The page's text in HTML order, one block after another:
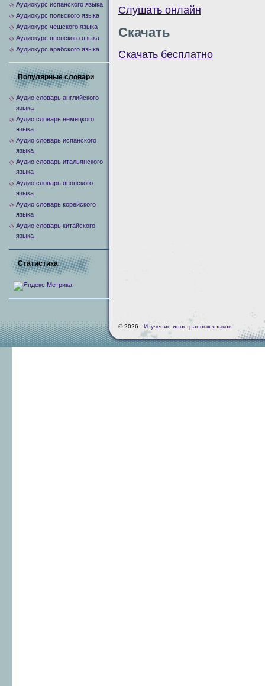
Слушать онлайн
Скачать
Скачать бесплатно
Аудиокурс испанского языка
Аудиокурс польского языка
Аудиокурс чешского языка
Аудиокурс японского языка
Аудиокурс арабского языка
Популярные словари
Аудио словарь английского
языка
Аудио словарь немецкого
языка
Аудио словарь испанского
языка
Аудио словарь итальянского
языка
Аудио словарь японского
языка
Аудио словарь корейского
языка
Аудио словарь китайского
языка
Статистика
© 2026 - Изучение иностранных языков